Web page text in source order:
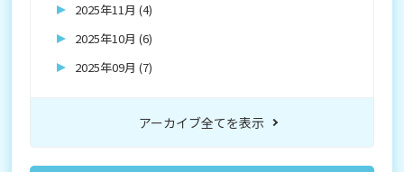
2025年11月 (4)
2025年10月 (6)
2025年09月 (7)
アーカイブ全てを表示